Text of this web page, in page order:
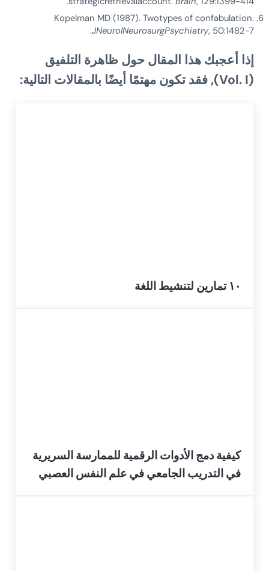
Kopelman MD (1987). Twotypes of confabulation.
JNeurolNeurosurgPsychiatry, 50:1482-7.
إذا أعجبك هذا المقال حول ظاهرة التلفيق
(Vol. I), فقد تكون مهتمًا أيضًا بالمقالات التالية:
١٠ تمارين لتنشيط اللغة
كيفية دمج الأدوات الرقمية للممارسة السريرية
في التدريب الجامعي في علم النفس العصبي